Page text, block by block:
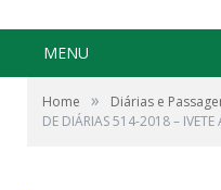
MENU
Home » Diárias e
DE DIÁRIAS 514-2018 – IVETE